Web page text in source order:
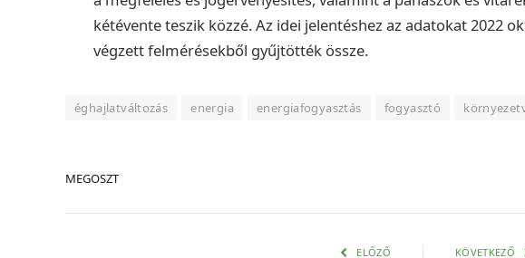
kétévente teszik közzé.Az idei jelentéshez az adatokat 2022
végzett felmérésekből gyűjtötték össze.
éghajlatváltozás energia energiafogyasztás fogyasztó
MEGOSZT
ELŐZŐ KÖVETKEZŐ